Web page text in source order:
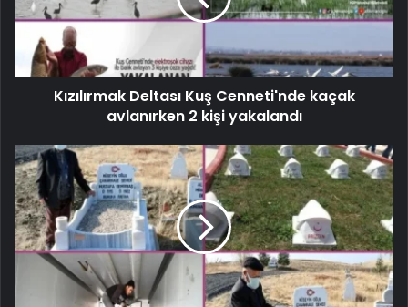
Kızılırmak Deltası Kuş Cenneti'nde kaçak
avlanırken 2 kişi yakalandı